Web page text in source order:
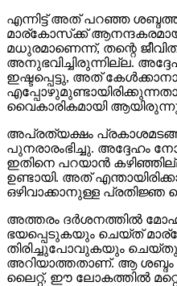
എന്നിട്ട്‍ അത് പറഞ്ഞ
മാര്കോസ്‌ക്ക്
മധുരമാണെന്ന്, തന്റെ
അനുഭവിച്ചിരുന്നില്ല.
ഇഷ്ടപ്പെട്ടു, അത്
വൈകാരികമായി
അപ്രത്യക്ഷം
പുനരാരംഭിച്ചു. അദ്ദേഹം
ഇതിനെ പറയാൻ
ഉണ്ടായി. അത്
ഒഴിവാക്കാനുള്ള
അത്തരം ദർശനത്തിൽ
ഭയപ്പെടുകയും ചെയ്ത്‍
തിരിച്ചുപോവുകയും
അറിയാത്തതാണ്. ആ ശബ്ദം
ലൈറ്റ്, ഈ ലോകത്തിൽ